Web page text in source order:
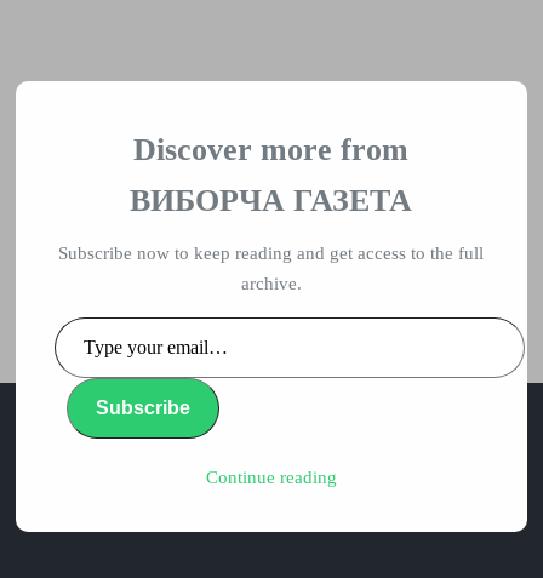
ВИБОРЧА
ГОЛОВНА ПОВІДОМЛЕННЯ ПОЛІТИКА
СВОБОДА СЛОВА СУСПІЛЬСТВО
влада, вибори, народ
Discover more from
ВИБОРЧА ГАЗЕТА
Subscribe now to keep reading and get access to the full
archive.
Type
your
email…
Subscribe
Continue reading